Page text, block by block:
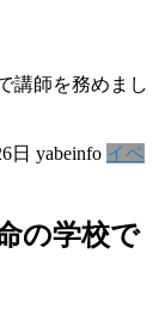
講師を務めまし
日 yabeinfo イベ
の学校で